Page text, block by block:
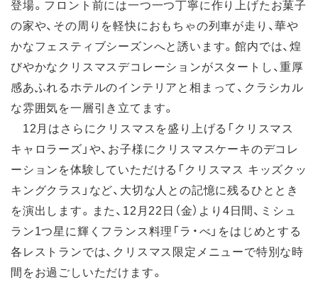
登場。フロント前には一つ一つ丁寧に作り上げたお菓子
の家や、その周りを軽快におもちゃの列車が走り、華や
かなフェスティブシーズンへと誘います。館内では、煌
びやかなクリスマスデコレーションがスタートし、重厚
感あふれるホテルのインテリアと相まって、クラシカル
な雰囲気を一層引き立てます。
12月はさらにクリスマスを盛り上げる「クリスマス
キャロラーズ」や、お子様にクリスマスケーキのデコレ
ーションを体験していただける「クリスマス キッズクッ
キングクラス」など、大切な人との記憶に残るひととき
を演出します。また、12月22日（金）より4日間、ミシュ
ラン1つ星に輝くフランス料理「ラ・べ」をはじめとする
各レストランでは、クリスマス限定メニューで特別な時
間をお過ごしいただけます。